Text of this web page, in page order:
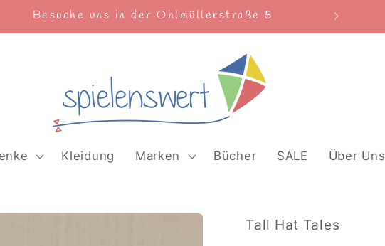
Freitag und Samstag 10-18 Uhr
Kleidung Marken Bücher SALE Über Uns
Tall Hat Tales